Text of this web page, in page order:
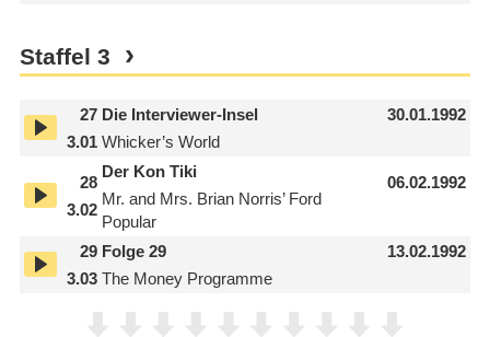
Staffel 3
27
3.01
Die Interviewer-Insel
Whicker’s World
30.01.1992
28
3.02
Der Kon Tiki
Mr. and Mrs. Brian Norris’ Ford
Popular
06.02.1992
29
3.03
Folge 29
The Money Programme
13.02.1992